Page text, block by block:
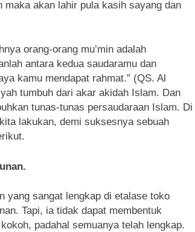
maka akan lahir pula kasih sayang dan
orang-orang mu’min adalah
antara kedua saudaramu dan
kamu mendapat rahmat.” (QS. Al
tumbuh dari akar akidah Islam. Dan
tunas-tunas persaudaraan Islam. Di
lakukan, demi suksesnya sebuah
yang sangat lengkap di etalase toko
Tapi, ia tidak dapat membentuk
padahal semuanya telah lengkap.